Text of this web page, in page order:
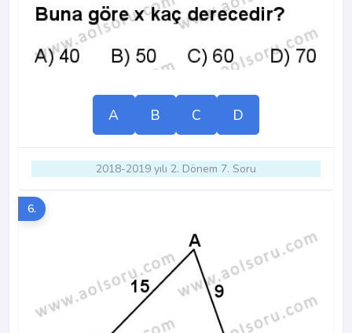
A B C D
2018-2019 yılı 2. Dönem 7. Soru
6.